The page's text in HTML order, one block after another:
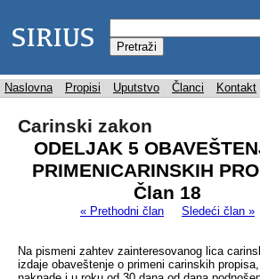
Naslovna Propisi Uputstvo Članci Kontakt
Carinski zakon
ODELJAK 5
PRIMENICARINSKIH
Član 18
« Prethodni član Sledeći član »
Na pismeni zahtev zainteresovanog lica
izdaje obaveštenje o primeni carinskih